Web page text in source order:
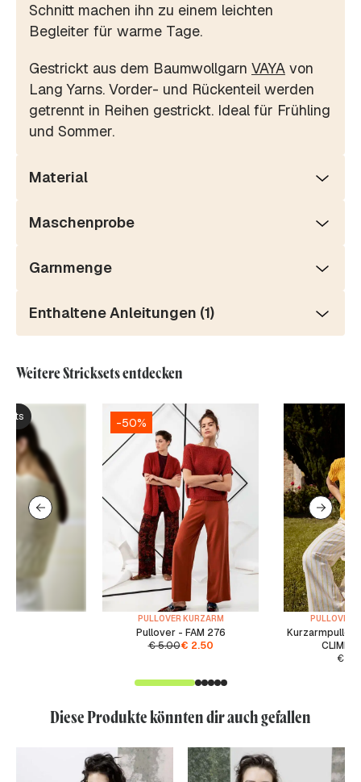
Schnitt machen ihn zu einem leichten
Begleiter für warme Tage.
Gestrickt aus dem Baumwollgarn VAYA von
Lang Yarns. Vorder- und Rückenteil werden
getrennt in Reihen gestrickt. Ideal für Frühling
und Sommer.
Material
Maschenprobe
Garnmenge
Enthaltene Anleitungen (1)
Weitere Stricksets entdecken
-50%
PULLOVER KURZARM
Pullover - FAM 276
€5.00€ 2.50
PULLOVER
€
Diese Produkte könnten dir auch gefallen